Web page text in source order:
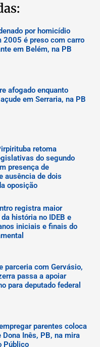
por homicídio
2005 é preso com carro
em Belém, na PB
afogado enquanto
em Serraria, na PB
retoma
do segundo
presença de
ausência de dois
oposição
registra maior
história no IDEB e
iniciais e finais do
parceria com Gervásio,
passa a apoiar
para deputado federal
parentes coloca
Dona Inês, PB, na mira
Público